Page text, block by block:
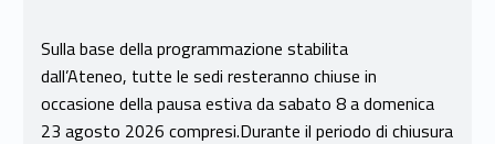
Sulla base della programmazione stabilita
dall’Ateneo, tutte le sedi resteranno chiuse in
occasione della pausa estiva da sabato 8 a domenica
23 agosto 2026 compresi.Durante il periodo di chiusura